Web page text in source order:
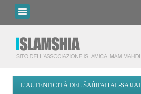
L’AUTENTICITÀ DEL ŜAĤĪFAH AL-